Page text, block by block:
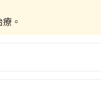
。
Magazines/e-